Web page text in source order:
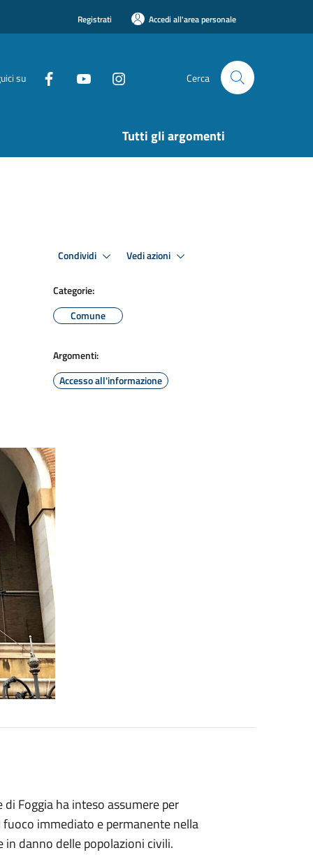
Registrati Accedi all'area personale
su Cerca
Tutti gli argomenti
Condividi Vedi azioni
Categorie:
Comune
Argomenti:
Accesso all'informazione
Foggia ha inteso assumere per
immediato e permanente nella
danno delle popolazioni civili.